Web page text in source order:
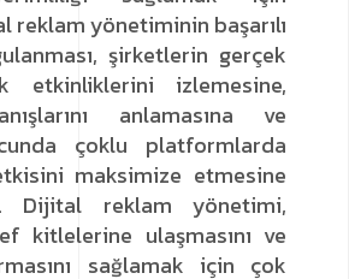
reklam yönetiminin başarılı
şirketlerin gerçek
etkinliklerini izlemesine,
anlamasına ve
çoklu platformlarda
maksimize etmesine
Dijital reklam yönetimi,
kitlelerine ulaşmasını ve
sağlamak için çok